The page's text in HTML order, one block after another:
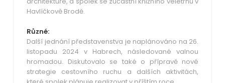
Havlíčkově Brodě.
Různé:
Další jednání představenstva je naplánováno na 26.
listopadu 2024 v Habrech, následované valnou
hromadou. Diskutovalo se také o přípravě nové
strategie cestovního ruchu a dalších aktivitách,